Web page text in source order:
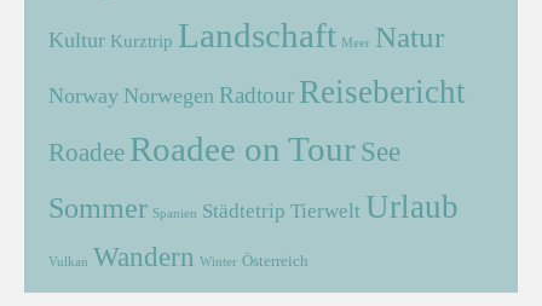
Kultur Kurztrip Landschaft Meer Natur
Norway Norwegen Radtour Reisebericht
Roadee Roadee on Tour See
Sommer Spanien Städtetrip Tierwelt Urlaub
Vulkan Wandern Winter Österreich